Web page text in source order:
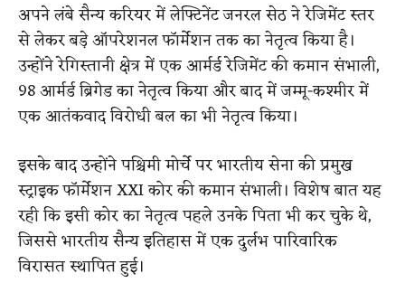
अपने लंबे सैन्य करियर में लेफ्टिनेंट जनरल सेठ ने रेजिमेंट स्तर
से लेकर बड़े ऑपरेशनल फॉर्मेशन तक का नेतृत्व किया है।
उन्होंने रेगिस्तानी क्षेत्र में एक आर्मर्ड रेजिमेंट की कमान संभाली,
98 आर्मर्ड ब्रिगेड का नेतृत्व किया और बाद में जम्मू-कश्मीर में
एक आतंकवाद विरोधी बल का भी नेतृत्व किया।
इसके बाद उन्होंने पश्चिमी मोर्चे पर भारतीय सेना की प्रमुख
स्ट्राइक फॉर्मेशन XXI कोर की कमान संभाली। विशेष बात यह
रही कि इसी कोर का नेतृत्व पहले उनके पिता भी कर चुके थे,
जिससे भारतीय सैन्य इतिहास में एक दुर्लभ पारिवारिक
विरासत स्थापित हुई।